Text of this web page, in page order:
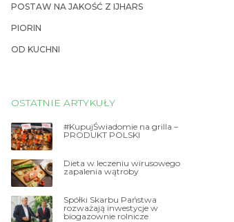
POSTAW NA JAKOŚĆ Z IJHARS
PIORIN
OD KUCHNI
OSTATNIE ARTYKUŁY
#KupujŚwiadomie na grilla –
PRODUKT POLSKI
Dieta w leczeniu wirusowego
zapalenia wątroby
Spółki Skarbu Państwa
rozważają inwestycje w
biogazownie rolnicze